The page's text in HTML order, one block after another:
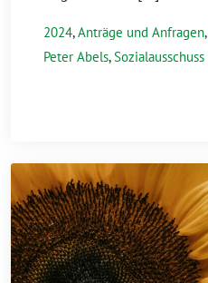
2024,Anträge und Anfragen,
Peter Abels,Sozialausschuss